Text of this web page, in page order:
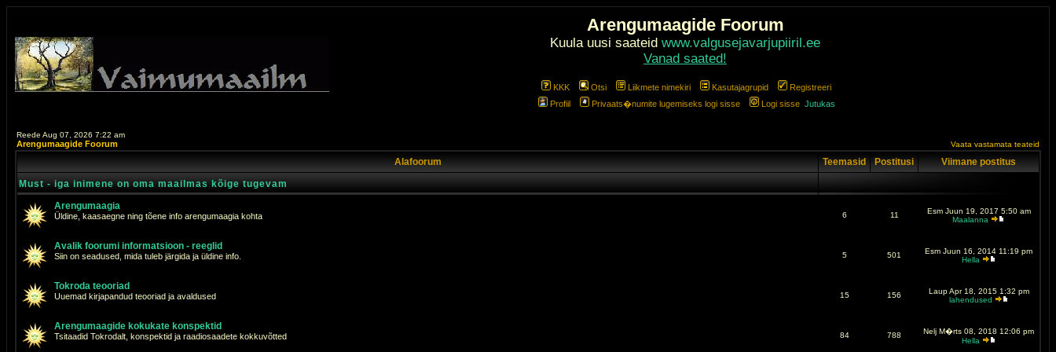
Arengumaagide Foorum
Kuula uusi saateid www.valgusejavarjupiiril.ee
Vanad saated!
KKK Otsi Liikmete nimekiri Kasutajagrupid
Registreeri
Profiil
Privaats�numite lugemiseks logi sisse Logi sisse Jutukas
Reede Aug 07, 2026 7:22 am
Arengumaagide Foorum Vaata vastamata teateid
Alafoorum Teemasid Postitusi
Viimane postitus
Must - iga inimene on oma maailmas kõige tugevam
Arengumaagia
Üldine, kaasaegne ning tõene info arengumaagia kohta 6 11
Esm Juun 19, 2017 5:50 am
Maalanna
Avalik foorumi informatsioon - reeglid
Siin on seadused, mida tuleb järgida ja üldine info. 5 501
Esm Juun 16, 2014 11:19 pm
Hella
Tokroda teooriad
Uuemad kirjapandud teooriad ja avaldused 15 156
Laup Apr 18, 2015 1:32 pm
lahendused
Arengumaagide kokukate konspektid
Tsitaadid Tokrodalt, konspektid ja raadiosaadete kokkuvõtted 84 788
Nelj M�rts 08, 2018 12:06 pm
Hella